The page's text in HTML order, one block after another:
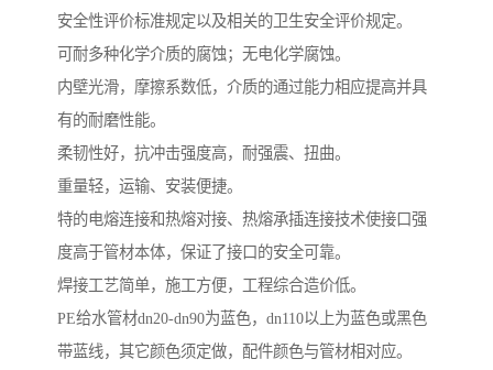
安全性评价标准规定以及相关的卫生安全评价规定。
可耐多种化学介质的腐蚀；无电化学腐蚀。
内壁光滑，摩擦系数低，介质的通过能力相应提高并具
有的耐磨性能。
柔韧性好，抗冲击强度高，耐强震、扭曲。
重量轻，运输、安装便捷。
特的电熔连接和热熔对接、热熔承插连接技术使接口强
度高于管材本体，保证了接口的安全可靠。
焊接工艺简单，施工方便，工程综合造价低。
PE给水管材dn20-dn90为蓝色，dn110以上为蓝色或黑色
带蓝线，其它颜色须定做，配件颜色与管材相对应。